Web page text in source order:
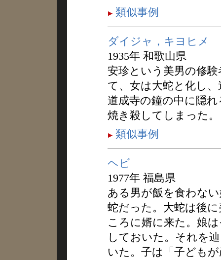
類似事例
ダイジャ，キヨヒメ
1935年 和歌山県
安珍という美男の修
て、女は大蛇と化し
道成寺の鐘の中に隠
焼き殺してしまった。
類似事例
ヘビ
1977年 福島県
ある男が飯を食わな
蛇だった。大蛇は後
ころに婿に来た。娘
しておいた。それを
いた。子は「子ども